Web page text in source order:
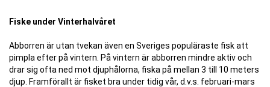
Fiske under Vinterhalvåret
Abborren är utan tvekan även en Sveriges populäraste fisk att
pimpla efter på vintern. På vintern är abborren mindre aktiv och
drar sig ofta ned mot djuphålorna, fiska på mellan 3 till 10 meters
djup. Framförallt är fisket bra under tidig vår, d.v.s. februari-mars